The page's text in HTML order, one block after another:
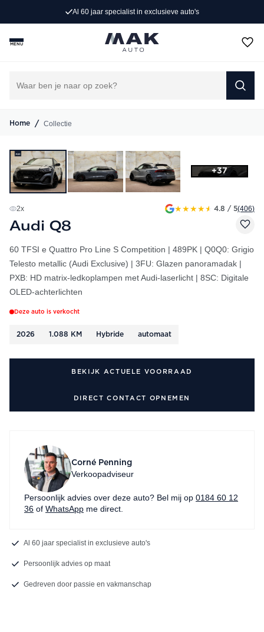
Al 60 jaar specialist in exclusieve auto's
MENU
Home / Collectie
+37
2x ★★★★★ 4.8 / 5(406)
Audi Q8
60 TFSI e Quattro Pro Line S Competition | 489PK | Q0Q0: Grigio
Telesto metallic (Audi Exclusive) | 3FU: Glazen panoramadak |
PXB: HD matrix-ledkoplampen met Audi-laserlicht | 8SC: Digitale
OLED-achterlichten
Deze auto is verkocht
2026 1.088 KM Hybride automaat
BEKIJK ACTUELE VOORRAAD
DIRECT CONTACT OPNEMEN
Corné Penning
Verkoopadviseur
Persoonlijk advies over deze auto? Bel mij op 0184 60 12
36 of WhatsApp me direct.
Al 60 jaar specialist in exclusieve auto's
Persoonlijk advies op maat
Gedreven door passie en vakmanschap